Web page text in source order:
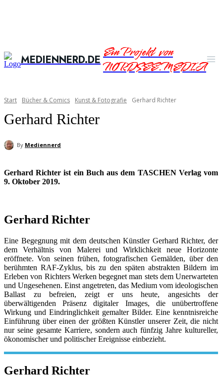
MEDIENNERD.DEEin Projekt von
NORDSEE.MEDIA
Start Bücher & Comics Kunst & Fotografie Gerhard Richter
Gerhard Richter
By Mediennerd
Gerhard Richter ist ein Buch aus dem TASCHEN Verlag vom
9. Oktober 2019.
Gerhard Richter
Eine Begegnung mit dem deutschen Künstler Gerhard Richter, der
dem Verhältnis von Malerei und Wirklichkeit neue Horizonte
eröffnete. Von seinen frühen, fotografischen Gemälden, über den
berühmten RAF-Zyklus, bis zu den späten abstrakten Bildern im
Erleben von Richters Werken begegnet man stets dem Unerwarteten
und Ungesehenen. Einst angetreten, das Medium vom ideologischen
Ballast zu befreien, zeigt er uns heute, angesichts der
überwältigenden Präsenz digitaler Images, die unübertroffene
Wirkung und Eindringlichkeit gemalter Bilder. Eine kenntnisreiche
Einführung über einen der größten Künstler unserer Zeit, die nicht
nur seine gesamte Karriere, sondern auch fünfzig Jahre kultureller,
ökonomischer und politischer Ereignisse einbezieht.
Gerhard Richter